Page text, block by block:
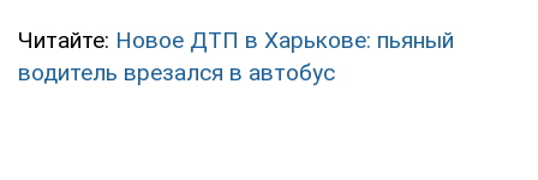
Читайте: Новое ДТП в Харькове: пьяный
водитель врезался в автобус